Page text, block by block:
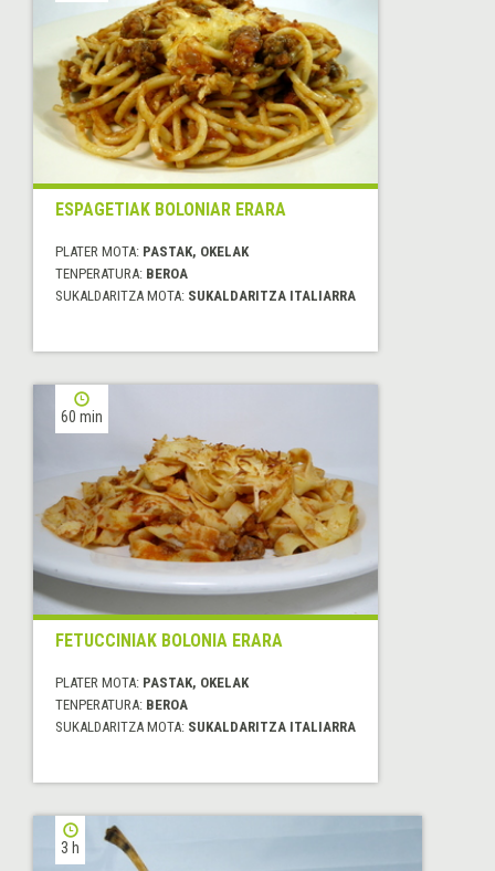
ESPAGETIAK BOLONIAR ERARA
PLATER MOTA: PASTAK, OKELAK
TENPERATURA: BEROA
SUKALDARITZA MOTA: SUKALDARITZA ITALIARRA
60 min
FETUCCINIAK BOLONIA ERARA
PLATER MOTA: PASTAK, OKELAK
TENPERATURA: BEROA
SUKALDARITZA MOTA: SUKALDARITZA ITALIARRA
3 h